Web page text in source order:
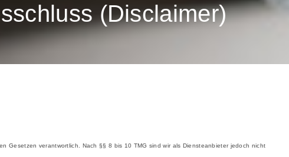
(Disclaimer)
Gesetzen verantwortlich. Nach §§ 8 bis 10 TMG sind wir als Diensteanbieter jedoch nicht